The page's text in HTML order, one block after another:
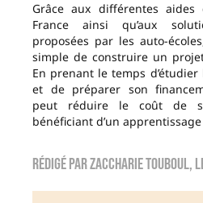
Grâce aux différentes
France ainsi qu’aux
proposées par les auto-
simple de construire un
En prenant le temps
et de préparer son
peut réduire le coût de
bénéficiant d’un
Rédigé parZaccharie TOUBOUL,